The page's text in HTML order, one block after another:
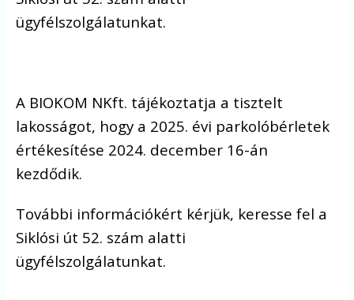
ügyfélszolgálatunkat.
A BIOKOM NKft. tájékoztatja a tisztelt
lakosságot, hogy a 2025. évi parkolóbérletek
értékesítése 2024. december 16-án
kezdődik.
További információkért kérjük, keresse fel a
Siklósi út 52. szám alatti
ügyfélszolgálatunkat.